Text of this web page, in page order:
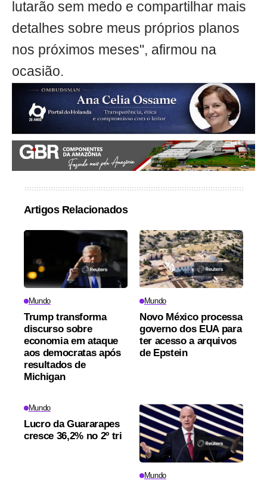
lutarão sem medo e compartilhar mais
detalhes sobre meus próprios planos
nos próximos meses", afirmou na
ocasião.
Artigos Relacionados
Mundo
Trump transforma
discurso sobre
economia em ataque
aos democratas após
resultados de
Michigan
Mundo
Novo México processa
governo dos EUA para
ter acesso a arquivos
de Epstein
Mundo
Lucro da Guararapes
cresce 36,2% no 2º tri
Mundo